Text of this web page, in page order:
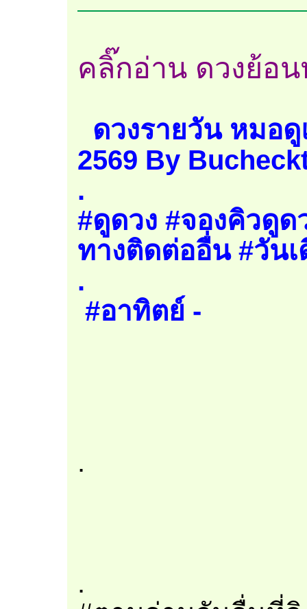
คลิ๊กอ่าน ดวงย้อ
ดวงรายวัน หมอ
2569 By
.
#ดูดวง #จองคิวดูด
ทางติดต่ออื่น #วัน
.
#อาทิตย์ -
.
.